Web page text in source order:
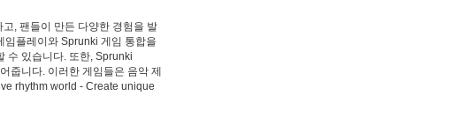
, 팬들이 만든 다양한 경험을 발
플레이와 Sprunki 게임 통합을
수 있습니다. 또한, Sprunki
줍니다. 이러한 게임들은 음악 제
rhythm world - Create unique